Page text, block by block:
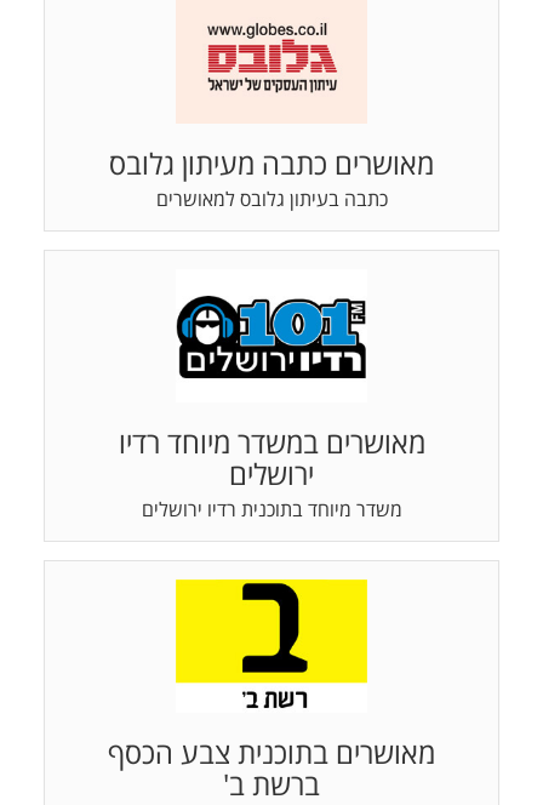
מאושרים כתבה מעיתון גלובס
כתבה בעיתון גלובס למאושרים
מאושרים במשדר מיוחד רדיו
ירושלים
משדר מיוחד בתוכנית רדיו ירושלים
מאושרים בתוכנית צבע הכסף
ברשת ב'